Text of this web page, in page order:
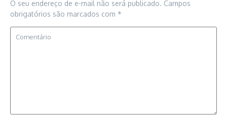
O seu endereço de e-mail não será publicado. Campos
obrigatórios são marcados com *